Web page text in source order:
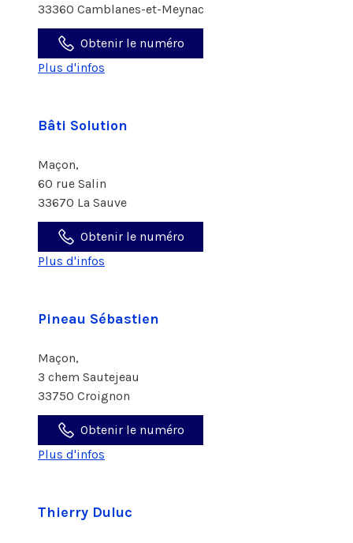
33360 Camblanes-et-Meynac
Obtenir le numéro
Plus d'infos
Bâti Solution
Maçon,
60 rue Salin
33670 La Sauve
Obtenir le numéro
Plus d'infos
Pineau Sébastien
Maçon,
3 chem Sautejeau
33750 Croignon
Obtenir le numéro
Plus d'infos
Thierry Duluc